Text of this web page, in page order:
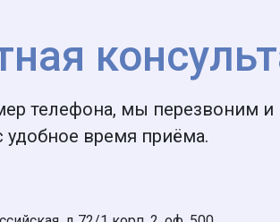
телефона, мы перезвоним и
удобное время приёма.